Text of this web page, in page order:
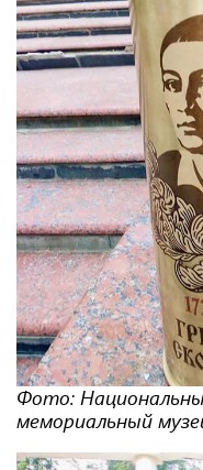
Фото:
мемориальный